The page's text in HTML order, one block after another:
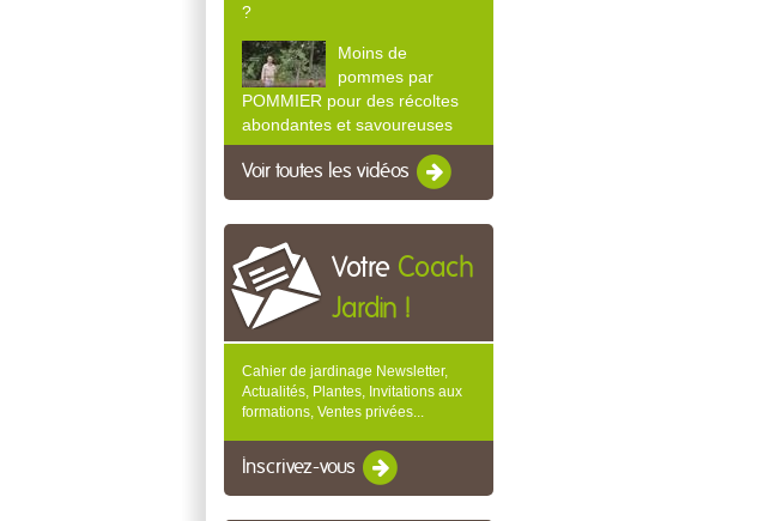
?
Moins de
pommes par
POMMIER pour des récoltes
abondantes et savoureuses
Voir toutes les vidéos
Votre Coach
Jardin !
Cahier de jardinage Newsletter,
Actualités, Plantes, Invitations aux
formations, Ventes privées...
Inscrivez-vous